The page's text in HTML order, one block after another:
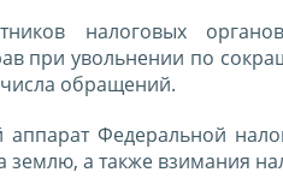
налоговых
при увольнении по
числа обращений.
Федеральной
землю, а также взимания